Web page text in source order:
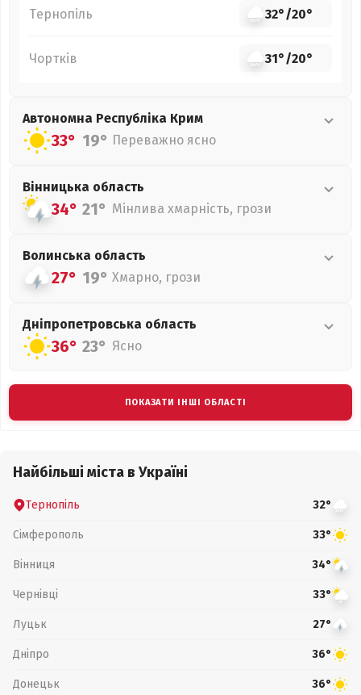
Тернопіль 32°/20°
Чортків 31°/20°
Автономна Республіка Крим
33° 19° Переважно ясно
Вінницька область
34° 21° Мінлива хмарність, грози
Волинська область
27° 19° Хмарно, грози
Дніпропетровська область
36° 23° Ясно
ПОКАЗАТИ ІНШІ ОБЛАСТІ
Найбільші міста в Україні
Тернопіль 32°
Сімферополь 33°
Вінниця 34°
Чернівці 33°
Луцьк 27°
Дніпро 36°
Донецьк 36°